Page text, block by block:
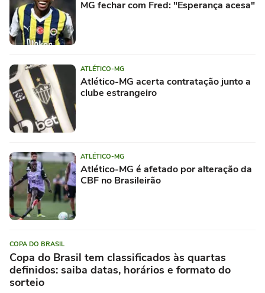
MG fechar com Fred: "Esperança acesa"
ATLÉTICO-MG
Atlético-MG acerta contratação junto a
clube estrangeiro
ATLÉTICO-MG
Atlético-MG é afetado por alteração da
CBF no Brasileirão
COPA DO BRASIL
Copa do Brasil tem classificados às quartas
definidos: saiba datas, horários e formato do
sorteio